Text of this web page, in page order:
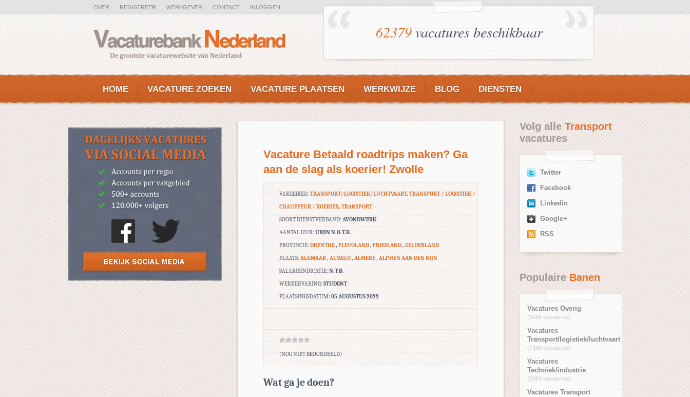
OVER REGISTREER WERKGEVER CONTACT INLOGGEN
62379vacatures beschikbaar
HOME VACATURE ZOEKEN VACATURE PLAATSEN WERKWIJZE BLOG DIENSTEN
Vacature Betaald roadtrips maken? Ga
aan de slag als koerier! Zwolle
VAKGEBIED: TRANSPORT/LOGISTIEK/LUCHTVAART, TRANSPORT / LOGISTIEK /
CHAUFFEUR / KOERIER, TRANSPORT
SOORT DIENSTVERBAND: AVONDWERK
AANTAL UUR: UREN N.O.T.K.
PROVINCIE: DRENTHE, FLEVOLAND, FRIESLAND, GELDERLAND
PLAATS: ALKMAAR, ALMELO, ALMERE, ALPHEN AAN DEN RIJN
SALARISINDICATIE: N.T.B.
WERKERVARING: STUDENT
PLAATSINGSDATUM: 05 AUGUSTUS 2022
(NOG NIET BEOORDEELD)
Wat ga je doen?
Volg alleTransport
vacatures
Twitter
Facebook
Linkedin
Google+
RSS
PopulaireBanen
Vacatures Overig
(9288 vacatures)
Vacatures
Transport/logistiek/luchtvaart
(7348 vacatures)
Vacatures
Techniek/industrie
(6563 vacatures)
Vacatures Transport